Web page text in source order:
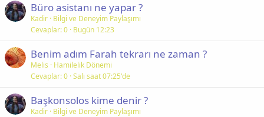
Büro asistanı ne yapar ?
Kadir Bilgi ve Deneyim Paylaşımı
Cevaplar 0 Bugün 12:23
Benim adım Farah tekrarı ne zaman ?
Melis
Hamilelik Dönemi
Cevaplar 0 Salı saat 07:25'de
Başkonsolos kime denir ?
Kadir Bilgi ve Deneyim Paylaşımı